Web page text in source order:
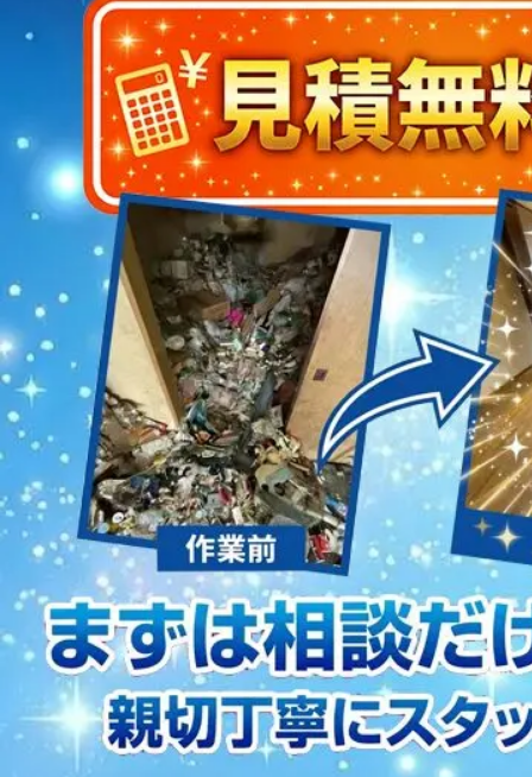
2023/01/12
買取・片付けのアイワクリーン
2023/07/24
中日新聞 岐阜版「空き家対策SOS」コーナーに掲載いただきまし…